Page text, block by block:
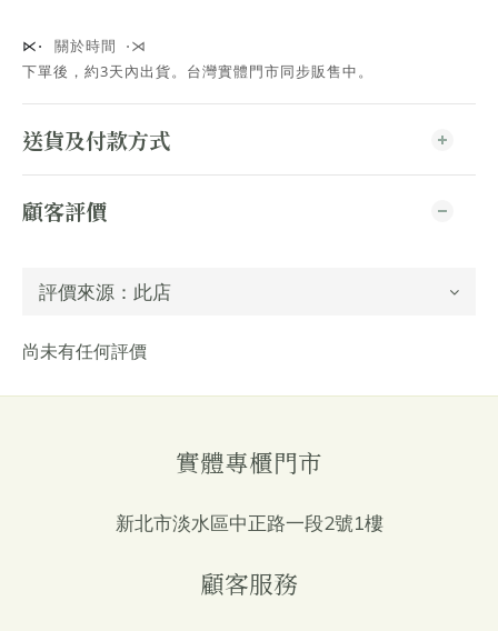
⋉⋅ 關於時間 ⋅⋊
下單後，約3天內出貨。台灣實體門市同步販售中。
送貨及付款方式
顧客評價
尚未有任何評價
實體專櫃門市
新北市淡水區中正路一段2號1樓
顧客服務